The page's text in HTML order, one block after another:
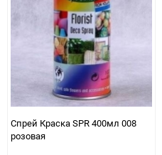
Спрей Краска SPR 400мл 008
розовая